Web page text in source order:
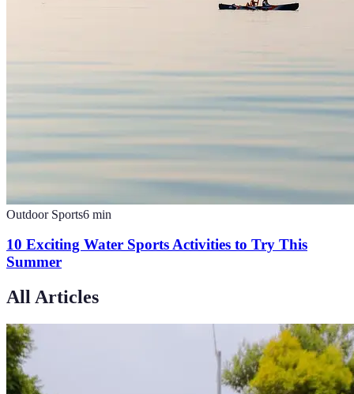
Outdoor Sports6 min
10 Exciting Water Sports Activities to Try This
Summer
All Articles